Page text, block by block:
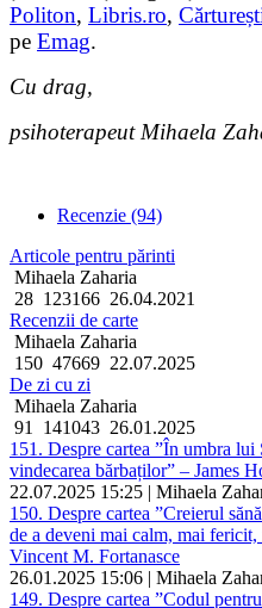
Politon, Libris.ro,
pe Emag.
Cu drag,
psihoterapeut Mihaela
Recenzie (94)
Articole pentru părinti
Mihaela Zaharia
28 123166 26.04.2021
Recenzii de carte
Mihaela Zaharia
150 47669 22.07.2025
De zi cu zi
Mihaela Zaharia
91
141043 26.01.2025
151. Despre cartea ”În umbra lui
vindecarea bărbaților” – James
22.07.2025 15:25 | Mihaela
150. Despre cartea ”Creierul
de a deveni mai calm, mai
Vincent M. Fortanasce
26.01.2025 15:06 | Mihaela
149. Despre cartea ”Codul